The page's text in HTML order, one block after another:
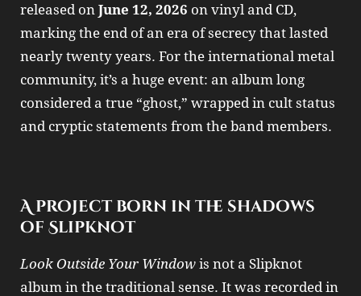
released on June 12, 2026 on vinyl and CD,
marking the end of an era of secrecy that lasted
nearly twenty years. For the international metal
community, it’s a huge event: an album long
considered a true “ghost,” wrapped in cult status
and cryptic statements from the band members.
A project born in the shadows
of Slipknot
Look Outside Your Window is not a Slipknot
album in the traditional sense. It was recorded in